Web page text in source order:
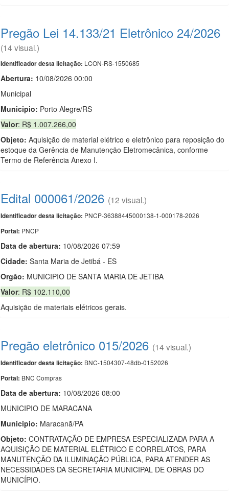
Pregão Lei 14.133/21 Eletrônico 24/2026
(14 visual.)
Identificador desta licitação: LCON-RS-1550685
Abertura: 10/08/2026 00:00
Municipal
Municipio: Porto Alegre/RS
Valor: R$ 1.007.266,00
Objeto: Aquisição de material elétrico e eletrônico para reposição do
estoque da Gerência de Manutenção Eletromecânica, conforme
Termo de Referência Anexo I.
Edital 000061/2026 (12 visual.)
Identificador desta licitação: PNCP-36388445000138-1-000178-2026
Portal: PNCP
Data de abertura: 10/08/2026 07:59
Cidade: Santa Maria de Jetibá - ES
Orgão: MUNICIPIO DE SANTA MARIA DE JETIBA
Valor: R$ 102.110,00
Aquisição de materiais elétricos gerais.
Pregão eletrônico 015/2026 (14 visual.)
Identificador desta licitação: BNC-1504307-48db-0152026
Portal: BNC Compras
Data de abertura: 10/08/2026 08:00
MUNICIPIO DE MARACANA
Municipio: Maracanã/PA
Objeto: CONTRATAÇÃO DE EMPRESA ESPECIALIZADA PARA A
AQUISIÇÃO DE MATERIAL ELÉTRICO E CORRELATOS, PARA
MANUTENÇÃO DA ILUMINAÇÃO PÚBLICA, PARA ATENDER AS
NECESSIDADES DA SECRETARIA MUNICIPAL DE OBRAS DO
MUNICÍPIO.